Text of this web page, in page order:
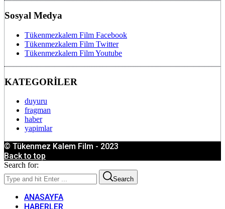
Sosyal Medya
Tükenmezkalem Film Facebook
Tükenmezkalem Film Twitter
Tükenmezkalem Film Youtube
KATEGORİLER
duyuru
fragman
haber
yapimlar
© Tükenmez Kalem Film - 2023
Back to top
Search for:
Search
ANASAYFA
HABERLER